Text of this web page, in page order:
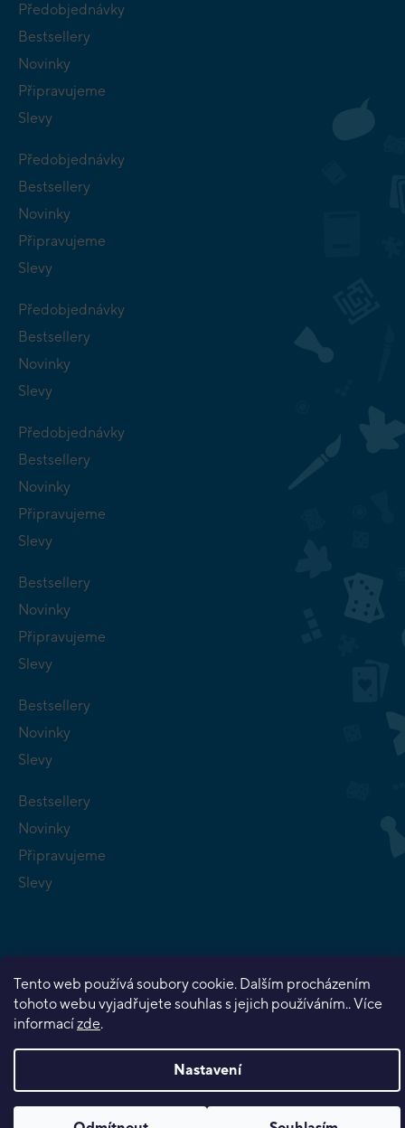
Tento web používá soubory cookie. Dalším procházením
tohoto webu vyjadřujete souhlas s jejich používáním.. Více
informacízde.
Nastavení
Předobjednávky
Bestsellery
Novinky
Připravujeme
Slevy
Předobjednávky
Bestsellery
Novinky
Připravujeme
Slevy
Předobjednávky
Bestsellery
Novinky
Slevy
Předobjednávky
Bestsellery
Novinky
Připravujeme
Slevy
Bestsellery
Novinky
Připravujeme
Slevy
Bestsellery
Novinky
Slevy
Bestsellery
Novinky
Připravujeme
Slevy
Vytvořil Shoptet Premium
Copyright 2026 Planeta her. Všechna práva vyhrazena.